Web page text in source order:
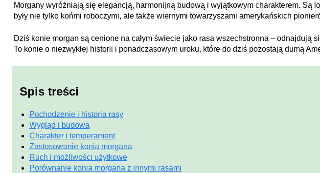
Morgany wyróżniają się elegancją, harmonijną budową i wyjątkowym charakterem. Są
były nie tylko końmi roboczymi, ale także wiernymi towarzyszami amerykańskich
Dziś konie morgan są cenione na całym świecie jako rasa wszechstronna –
To konie o niezwykłej historii i ponadczasowym uroku, które do dziś pozostają dumą
Spis treści
Pochodzenie i historia rasy
Wygląd i budowa
Charakter i temperament
Zastosowanie konia morgana
Ruch i możliwości użytkowe
Porównanie konia morgana z innymi rasami